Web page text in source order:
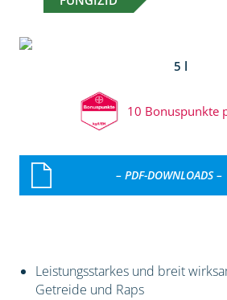
5 l
10 Bonuspunkte
– PDF-DOWNLOADS –
Leistungsstarkes und breit
Getreide und Raps